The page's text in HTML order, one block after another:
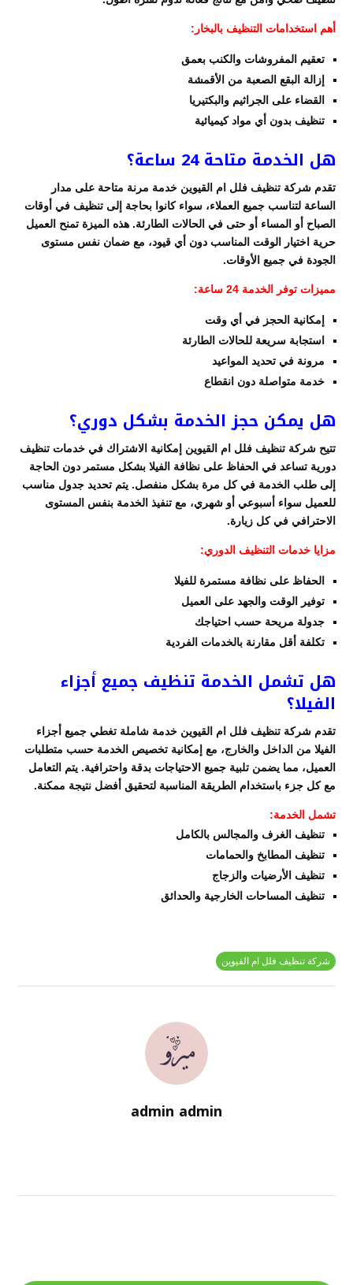
أهم استخدامات التنظيف بالبخار:
تعقيم المفروشات والكنب بعمق
إزالة البقع الصعبة من الأقمشة
القضاء على الجراثيم والبكتيريا
تنظيف بدون أي مواد كيميائية
هل الخدمة متاحة 24 ساعة؟
تقدم شركة تنظيف فلل ام القيوين خدمة مرنة متاحة على مدار
الساعة لتناسب جميع العملاء، سواء كانوا بحاجة إلى تنظيف في أوقات
الصباح أو المساء أو حتى في الحالات الطارئة. هذه الميزة تمنح العميل
حرية اختيار الوقت المناسب دون أي قيود، مع ضمان نفس مستوى
الجودة في جميع الأوقات.
مميزات توفر الخدمة 24 ساعة:
إمكانية الحجز في أي وقت
استجابة سريعة للحالات الطارئة
مرونة في تحديد المواعيد
خدمة متواصلة دون انقطاع
هل يمكن حجز الخدمة بشكل دوري؟
تتيح شركة تنظيف فلل ام القيوين إمكانية الاشتراك في خدمات تنظيف
دورية تساعد في الحفاظ على نظافة الفيلا بشكل مستمر دون الحاجة
إلى طلب الخدمة في كل مرة بشكل منفصل. يتم تحديد جدول مناسب
للعميل سواء أسبوعي أو شهري، مع تنفيذ الخدمة بنفس المستوى
الاحترافي في كل زيارة.
مزايا خدمات التنظيف الدوري:
الحفاظ على نظافة مستمرة للفيلا
توفير الوقت والجهد على العميل
جدولة مريحة حسب احتياجك
تكلفة أقل مقارنة بالخدمات الفردية
هل تشمل الخدمة تنظيف جميع أجزاء
الفيلا؟
تقدم شركة تنظيف فلل ام القيوين خدمة شاملة تغطي جميع أجزاء
الفيلا من الداخل والخارج، مع إمكانية تخصيص الخدمة حسب متطلبات
العميل، مما يضمن تلبية جميع الاحتياجات بدقة واحترافية. يتم التعامل
مع كل جزء باستخدام الطريقة المناسبة لتحقيق أفضل نتيجة ممكنة.
تشمل الخدمة:
تنظيف الغرف والمجالس بالكامل
تنظيف المطابخ والحمامات
تنظيف الأرضيات والزجاج
تنظيف المساحات الخارجية والحدائق
شركة تنظيف فلل ام القيوين
admin admin